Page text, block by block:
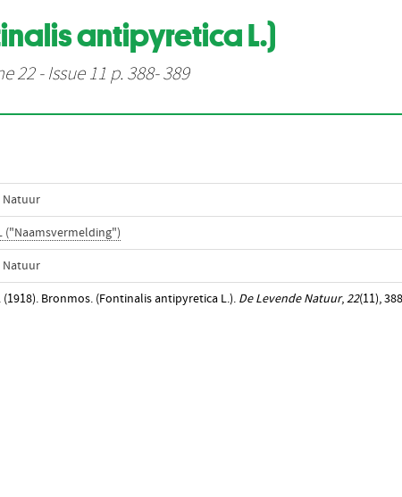
antipyretica L.)
22 - Issue 11 p. 388- 389
Natuur
("Naamsvermelding")
Natuur
(1918). Bronmos. (Fontinalis antipyretica L.). De Levende Natuur,22(11),